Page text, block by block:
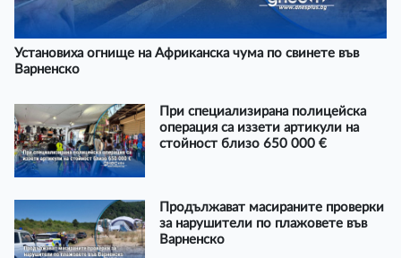
Установиха огнище на Африканска чума по свинете във
Варненско
При специализирана полицейска
операция са иззети артикули на
стойност близо 650 000 €
Продължават масираните проверки
за нарушители по плажовете във
Варненско